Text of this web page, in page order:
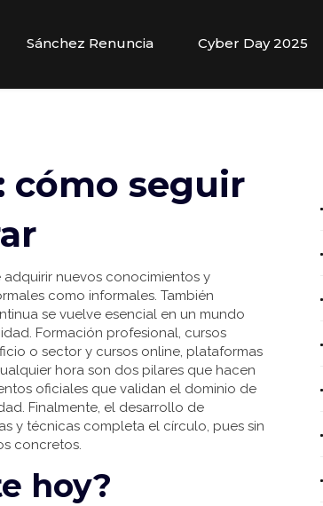
Sánchez Renuncia Cyber Day 2025
cómo seguir
nuevos conocimientos y
como informales. También
se vuelve esencial en un mundo
Formación profesional, cursos
o sector y cursos online, plataformas
hora son dos pilares que hacen
oficiales que validan el dominio de
Finalmente, el desarrollo de
y técnicas completa el círculo, pues sin
concretos.
hoy?